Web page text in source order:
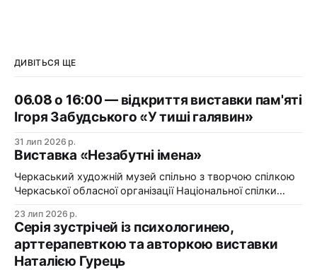
ДИВІТЬСЯ ЩЕ
06.08 о 16:00 — відкриття виставки пам'яті
Ігоря Забудського «У тиші галявин»
31 лип 2026 р.
Виставка «Незабутні імена»
Черкаський художній музей спільно з творчою спілкою
Черкаської обласної організації Національної спілки
імена». Виставка «Незабутні імена» — це мистецька
подорож у творчий спадок художників Черкащини, чий
життєвий шлях вже завершилися, але їх талант і
сьогодні продовжує промовляти до глядача мовою
23 лип 2026 р.
Серія зустрічей із психологинею,
арттерапевткою та авторкою виставки
Наталією Гурець